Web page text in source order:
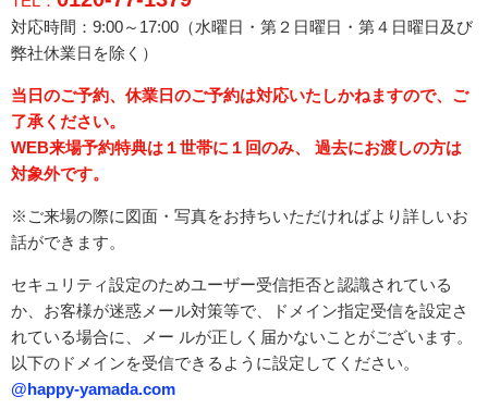
対応時間：9:00～17:00（水曜日・ 第２日曜日・第４日曜日 及び
弊社休業日を除く）
当日のご予約、休業日のご予約は対応いたしかねますので、ご
了承ください。
WEB来場予約特典は１世帯に１回のみ、 過去にお渡しの方は
対象外です。
※ご来場の際に図面・写真をお持ちいただければより詳しいお
話ができます。
セキュリティ設定のためユーザー受信拒否と認識されている
か、お客様が迷惑メール対策等で、ドメイン指定受信を設定さ
れている場合に、メー ルが正しく届かないことがございます。
以下のドメインを受信できるように設定してください。
@happy-yamada.com